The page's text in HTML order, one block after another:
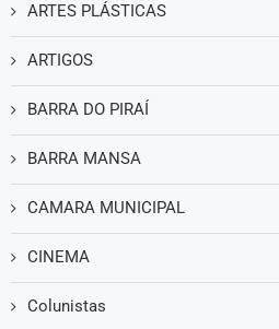
ARTES PLÁSTICAS
ARTIGOS
BARRA DO PIRAÍ
BARRA MANSA
CAMARA MUNICIPAL
CINEMA
Colunistas